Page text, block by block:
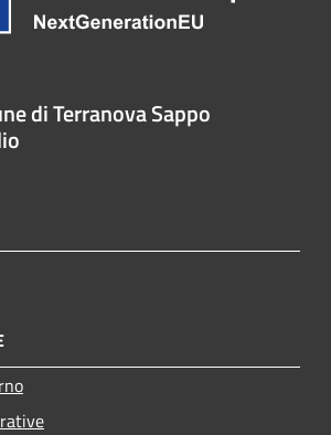
di Terranova Sappo